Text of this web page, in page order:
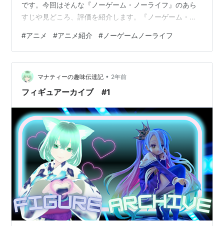
です。今回はそんな『ノーゲーム・ノーライフ』のあら
すじや見どころ、評価を紹介します。『ノーゲーム・ノ
る人にもピッタリの一作。次に観るアニメを探している
方は、ぜひチェックしてみてください！ ※このページに
はプロモーションが含まれます 『ノーゲーム・ノーライ
フ』 画像引用：🄫2014 榎宮祐・株式会社KADOKWA メ
ディアファクトリー刊/ノーゲーム・ノーライフ全権代理
#アニメ #アニメ紹介 #ノーゲームノーライフ
マナティーの趣味伝達記 • 2年前
フィギュアーカイブ #1